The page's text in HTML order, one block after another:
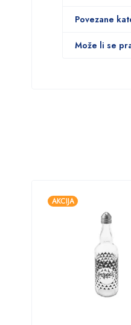
Povezane
Može li se
AKCIJA